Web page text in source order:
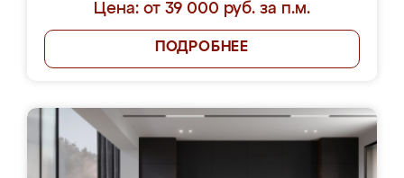
Цена: от 39 000 руб. за п.м.
ПОДРОБНЕЕ